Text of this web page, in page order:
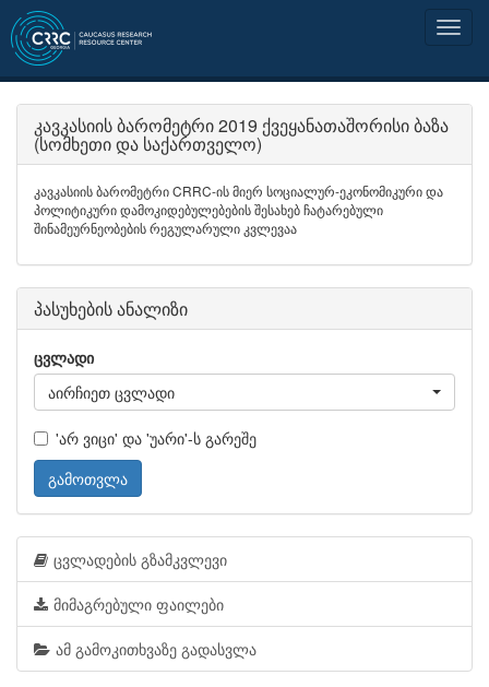
კავკასიის ბარომეტრი 2019 ქვეყანათაშორისი ბაზა
(სომხეთი და საქართველო)
კავკასიის ბარომეტრი CRRC-ის მიერ სოციალურ-ეკონომიკური და
პოლიტიკური დამოკიდებულებების შესახებ ჩატარებული
შინამეურნეობების რეგულარული კვლევაა
პასუხების ანალიზი
ცვლადი
აირჩიეთ ცვლადი
'არ ვიცი' და 'უარი'-ს გარეშე
გამოთვლა
ცვლადების გზამკვლევი
მიმაგრებული ფაილები
ამ გამოკითხვაზე გადასვლა